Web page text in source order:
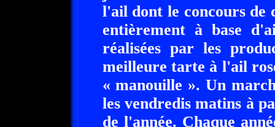
l'ail dont le concours de
entièrement à base
réalisées par les
meilleure tarte à l'ail
« manouille ». Un
les vendredis matins à
de l'année. Chaque